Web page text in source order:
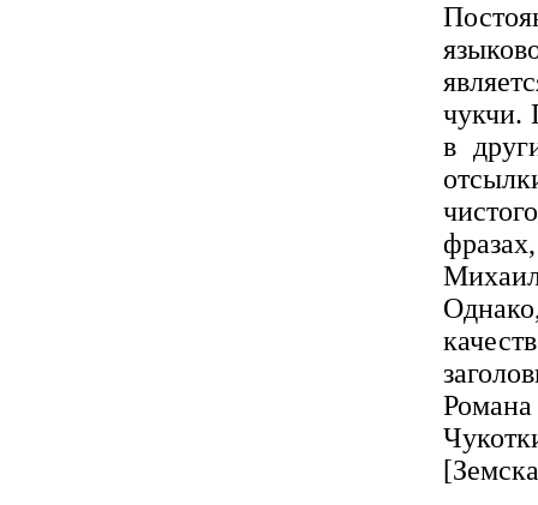
чукчи.
в